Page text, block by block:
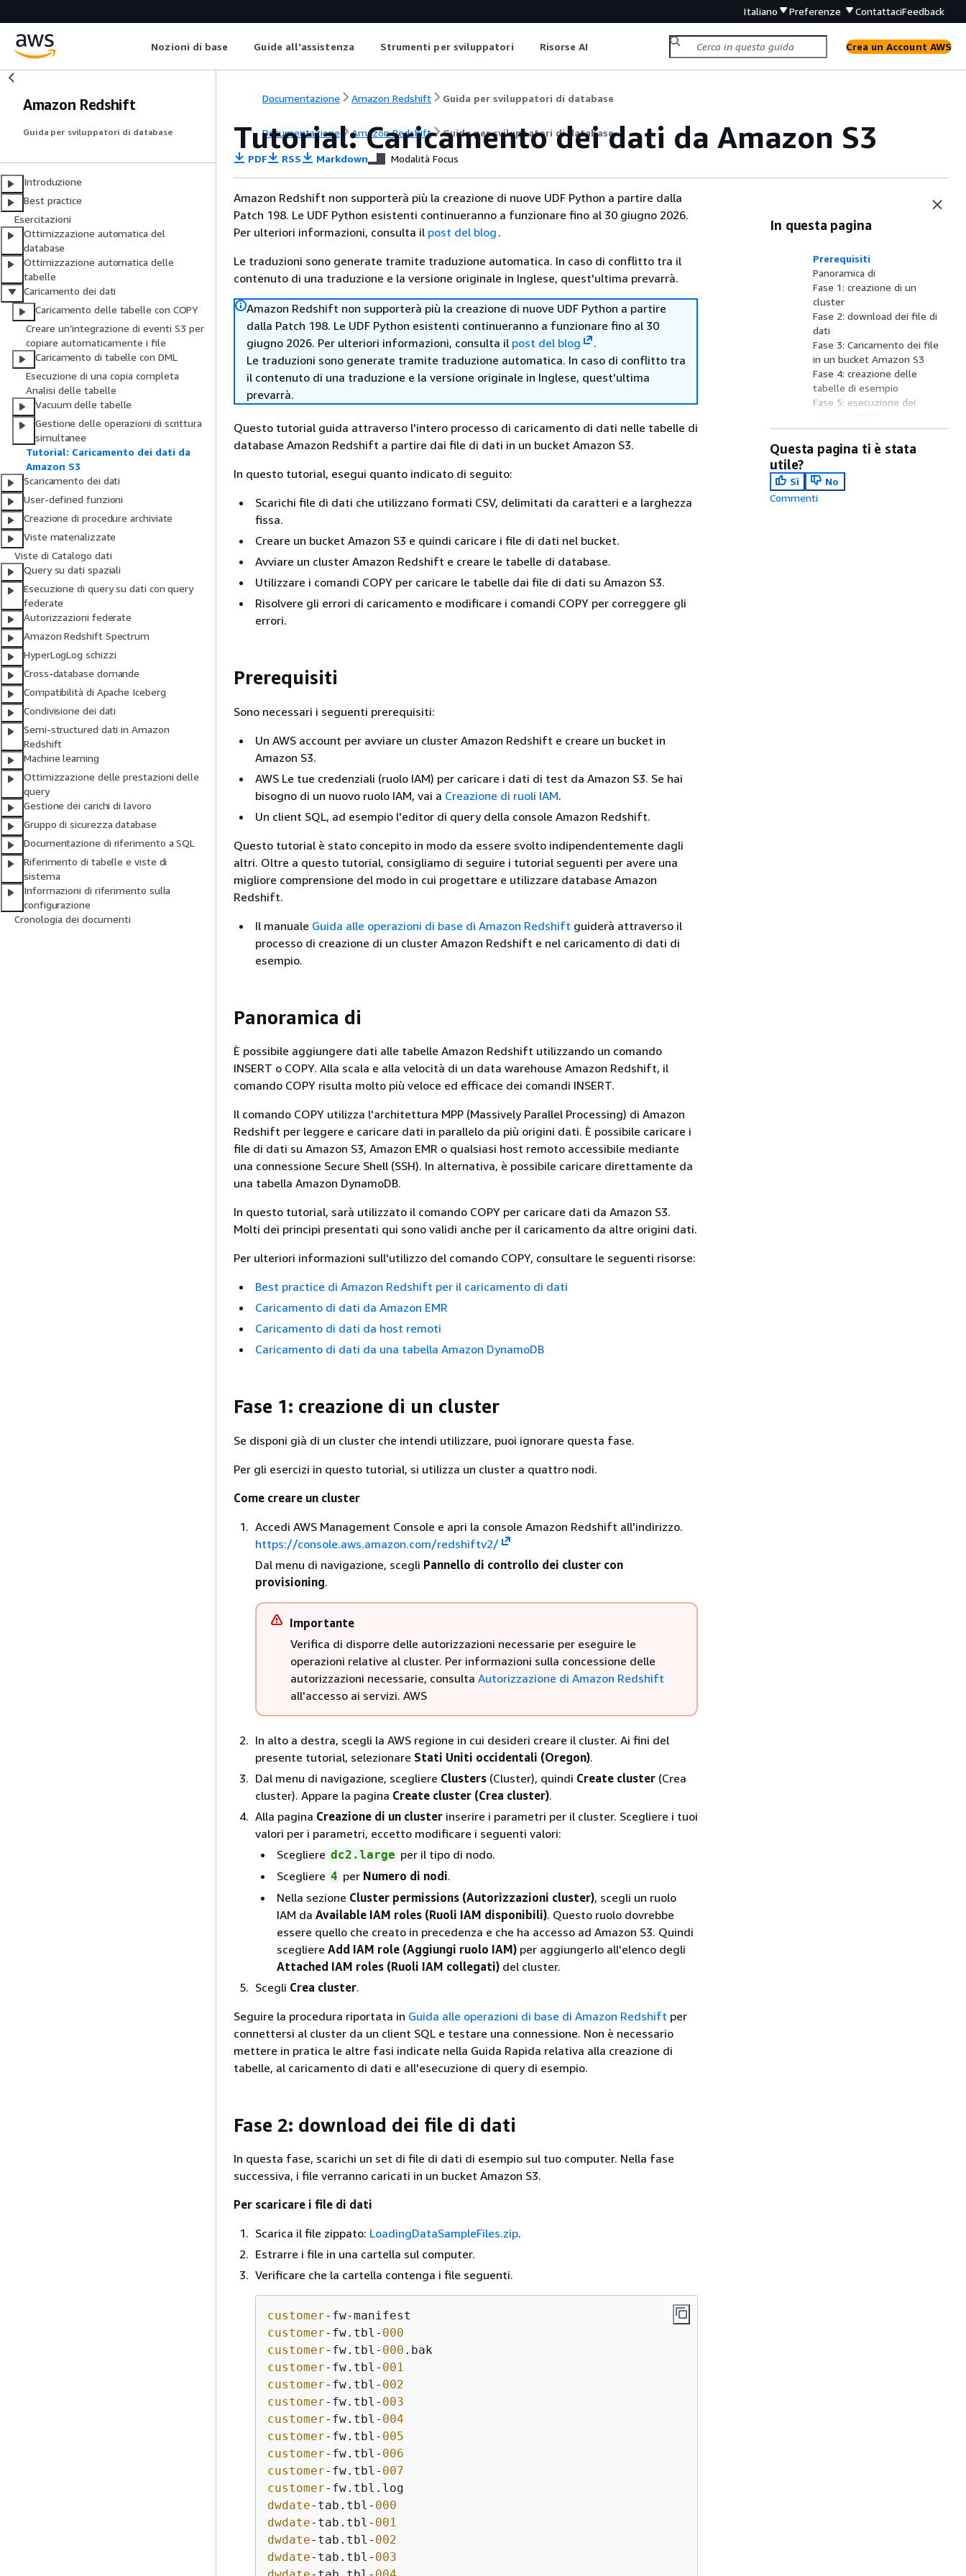
Italiano Preferenze ContattaciFeedback
Nozioni di base Guide all'assistenza Strumenti per sviluppatori Risorse AI Crea un Account AWS
Amazon Redshift
Guida per sviluppatori di database
Introduzione
Best practice
Esercitazioni
Ottimizzazione automatica del
database
Ottimizzazione automatica delle
tabelle
Caricamento dei dati
Caricamento delle tabelle con COPY
Creare un’integrazione di eventi S3 per
copiare automaticamente i file
Caricamento di tabelle con DML
Esecuzione di una copia completa
Analisi delle tabelle
Vacuum delle tabelle
Gestione delle operazioni di scrittura
simultanee
Tutorial: Caricamento dei dati da
Amazon S3
Scaricamento dei dati
User-defined funzioni
Creazione di procedure archiviate
Viste materializzate
Viste di Catalogo dati
Query su dati spaziali
Esecuzione di query su dati con query
federate
Autorizzazioni federate
Amazon Redshift Spectrum
HyperLogLog schizzi
Cross-database domande
Compatibilità di Apache Iceberg
Condivisione dei dati
Semi-structured dati in Amazon
Redshift
Machine learning
Ottimizzazione delle prestazioni delle
query
Gestione dei carichi di lavoro
Gruppo di sicurezza database
Documentazione di riferimento a SQL
Riferimento di tabelle e viste di
sistema
Informazioni di riferimento sulla
configurazione
Cronologia dei documenti
Documentazione Amazon Redshift Guida per sviluppatori di database
Documentazione Amazon Redshift Guida per sviluppatori di database
Tutorial: Caricamento dei dati da Amazon S3
PDF RSS Markdown Modalità Focus
Amazon Redshift non supporterà più la creazione di nuove UDF Python a partire dalla
Patch 198. Le UDF Python esistenti continueranno a funzionare fino al 30 giugno 2026.
Per ulteriori informazioni, consulta il post del blog .
Le traduzioni sono generate tramite traduzione automatica. In caso di conflitto tra il
contenuto di una traduzione e la versione originale in Inglese, quest'ultima prevarrà.
Amazon Redshift non supporterà più la creazione di nuove UDF Python a partire
dalla Patch 198. Le UDF Python esistenti continueranno a funzionare fino al 30
giugno 2026. Per ulteriori informazioni, consulta il post del blog
.
Le traduzioni sono generate tramite traduzione automatica. In caso di conflitto tra
il contenuto di una traduzione e la versione originale in Inglese, quest'ultima
prevarrà.
Questo tutorial guida attraverso l'intero processo di caricamento di dati nelle tabelle di
database Amazon Redshift a partire dai file di dati in un bucket Amazon S3.
In questo tutorial, esegui quanto indicato di seguito:
Scarichi file di dati che utilizzano formati CSV, delimitati da caratteri e a larghezza
fissa.
Creare un bucket Amazon S3 e quindi caricare i file di dati nel bucket.
Avviare un cluster Amazon Redshift e creare le tabelle di database.
Utilizzare i comandi COPY per caricare le tabelle dai file di dati su Amazon S3.
Risolvere gli errori di caricamento e modificare i comandi COPY per correggere gli
errori.
Prerequisiti
Sono necessari i seguenti prerequisiti:
Un AWS account per avviare un cluster Amazon Redshift e creare un bucket in
Amazon S3.
AWS Le tue credenziali (ruolo IAM) per caricare i dati di test da Amazon S3. Se hai
bisogno di un nuovo ruolo IAM, vai a Creazione di ruoli IAM.
Un client SQL, ad esempio l'editor di query della console Amazon Redshift.
Questo tutorial è stato concepito in modo da essere svolto indipendentemente dagli
altri. Oltre a questo tutorial, consigliamo di seguire i tutorial seguenti per avere una
migliore comprensione del modo in cui progettare e utilizzare database Amazon
Redshift.
Il manuale Guida alle operazioni di base di Amazon Redshift guiderà attraverso il
processo di creazione di un cluster Amazon Redshift e nel caricamento di dati di
esempio.
Panoramica di
È possibile aggiungere dati alle tabelle Amazon Redshift utilizzando un comando
INSERT o COPY. Alla scala e alla velocità di un data warehouse Amazon Redshift, il
comando COPY risulta molto più veloce ed efficace dei comandi INSERT.
Il comando COPY utilizza l'architettura MPP (Massively Parallel Processing) di Amazon
Redshift per leggere e caricare dati in parallelo da più origini dati. È possibile caricare i
file di dati su Amazon S3, Amazon EMR o qualsiasi host remoto accessibile mediante
una connessione Secure Shell (SSH). In alternativa, è possibile caricare direttamente da
una tabella Amazon DynamoDB.
In questo tutorial, sarà utilizzato il comando COPY per caricare dati da Amazon S3.
Molti dei principi presentati qui sono validi anche per il caricamento da altre origini dati.
Per ulteriori informazioni sull'utilizzo del comando COPY, consultare le seguenti risorse:
Best practice di Amazon Redshift per il caricamento di dati
Caricamento di dati da Amazon EMR
Caricamento di dati da host remoti
Caricamento di dati da una tabella Amazon DynamoDB
Fase 1: creazione di un cluster
Se disponi già di un cluster che intendi utilizzare, puoi ignorare questa fase.
Per gli esercizi in questo tutorial, si utilizza un cluster a quattro nodi.
Come creare un cluster
Accedi AWS Management Console e apri la console Amazon Redshift all'indirizzo.
https://console.aws.amazon.com/redshiftv2/
Dal menu di navigazione, scegli Pannello di controllo dei cluster con
provisioning.
Importante
Verifica di disporre delle autorizzazioni necessarie per eseguire le
operazioni relative al cluster. Per informazioni sulla concessione delle
autorizzazioni necessarie, consulta Autorizzazione di Amazon Redshift
all'accesso ai servizi. AWS
In alto a destra, scegli la AWS regione in cui desideri creare il cluster. Ai fini del
presente tutorial, selezionare Stati Uniti occidentali (Oregon).
Dal menu di navigazione, scegliere Clusters (Cluster), quindi Create cluster (Crea
cluster). Appare la pagina Create cluster (Crea cluster).
Alla pagina Creazione di un cluster inserire i parametri per il cluster. Scegliere i tuoi
valori per i parametri, eccetto modificare i seguenti valori:
Scegliere dc2.large per il tipo di nodo.
Scegliere 4 per Numero di nodi.
Nella sezione Cluster permissions (Autorizzazioni cluster), scegli un ruolo
IAM da Available IAM roles (Ruoli IAM disponibili). Questo ruolo dovrebbe
essere quello che creato in precedenza e che ha accesso ad Amazon S3. Quindi
scegliere Add IAM role (Aggiungi ruolo IAM) per aggiungerlo all'elenco degli
Attached IAM roles (Ruoli IAM collegati) del cluster.
Scegli Crea cluster.
Seguire la procedura riportata in Guida alle operazioni di base di Amazon Redshift per
connettersi al cluster da un client SQL e testare una connessione. Non è necessario
mettere in pratica le altre fasi indicate nella Guida Rapida relativa alla creazione di
tabelle, al caricamento di dati e all'esecuzione di query di esempio.
Fase 2: download dei file di dati
In questa fase, scarichi un set di file di dati di esempio sul tuo computer. Nella fase
successiva, i file verranno caricati in un bucket Amazon S3.
Per scaricare i file di dati
Scarica il file zippato: LoadingDataSampleFiles.zip.
Estrarre i file in una cartella sul computer.
Verificare che la cartella contenga i file seguenti.
customer
customer-fw.tbl- 000
customer-fw.tbl- 000
customer-fw.tbl- 001
customer-fw.tbl- 002
customer-fw.tbl- 003
customer-fw.tbl- 004
customer-fw.tbl- 005
customer-fw.tbl- 006
customer-fw.tbl- 007
customer
dwdate-tab.tbl- 000
dwdate-tab.tbl- 001
dwdate-tab.tbl- 002
dwdate-tab.tbl- 003
In questa pagina
Prerequisiti
Panoramica di
Fase 1: creazione di un
cluster
Fase 2: download dei file di
dati
Fase 3: Caricamento dei file
in un bucket Amazon S3
Fase 4: creazione delle
tabelle di esempio
Fase 5: esecuzione dei
Fase 6: vacuum e analisi del
database
Fase 7: elimina le risorse
Riepilogo
Questa pagina ti è stata
utile?
Sì
No
Commenti